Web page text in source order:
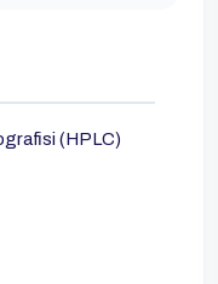
(HPLC)